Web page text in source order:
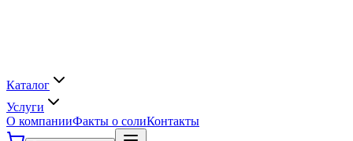
Каталог
Услуги
О компанииФакты о солиКонтакты